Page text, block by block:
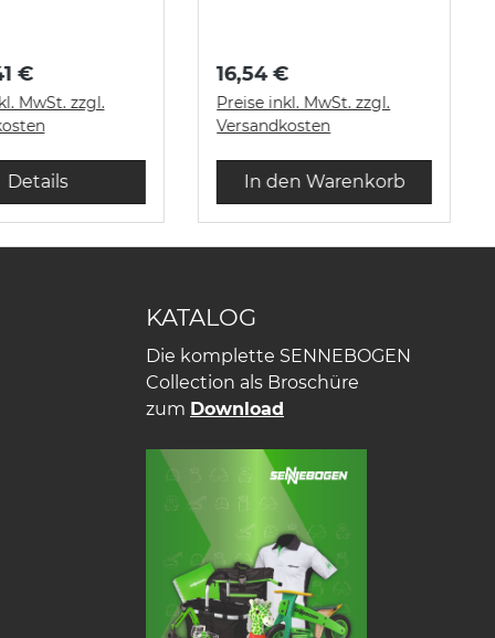
mit
mit
Logo
€
MwSt. zzgl.
Details
Front Reißverschluss,
waschbar, Vorderseite
mit schwarzem
"SENNEBOGEN",
Rückseite mit
schwarzem
aufgedrucktem Logo
Einheitsgröße Material:
100 % Polyester
16,54 €
Preise inkl. MwSt. zzgl.
Versandkosten
In den Warenkorb
KATALOG
Die komplette SENNEBOGEN
Collection als Broschüre
zum Download